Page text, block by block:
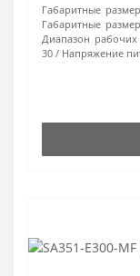
Габаритные
Габаритные
Диапазон рабочих
30
Напряжение